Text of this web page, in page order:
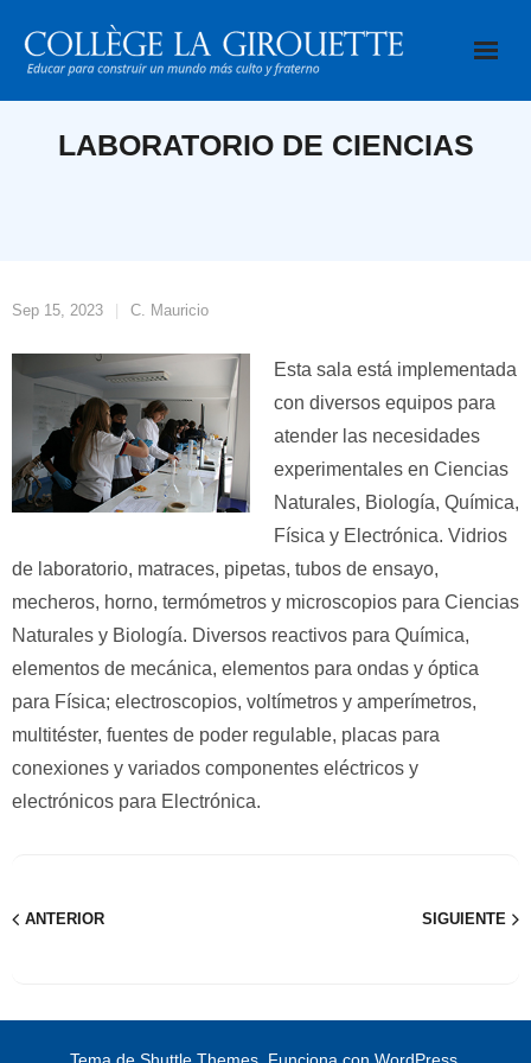
contenido
LABORATORIO DE CIENCIAS
Sep 15, 2023 C. Mauricio
Esta sala está implementada
con diversos equipos para
atender las necesidades
experimentales en Ciencias
Naturales, Biología, Química,
Física y Electrónica. Vidrios
de laboratorio, matraces, pipetas, tubos de ensayo,
mecheros, horno, termómetros y microscopios para Ciencias
Naturales y Biología. Diversos reactivos para Química,
elementos de mecánica, elementos para ondas y óptica
para Física; electroscopios, voltímetros y amperímetros,
multitéster, fuentes de poder regulable, placas para
conexiones y variados componentes eléctricos y
electrónicos para Electrónica.
ANTERIOR SIGUIENTE